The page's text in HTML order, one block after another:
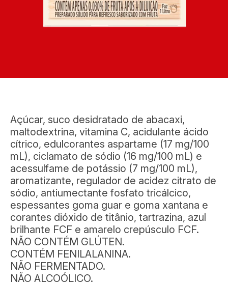
Açúcar, suco desidratado de abacaxi,
maltodextrina, vitamina C, acidulante ácido
cítrico, edulcorantes aspartame (17 mg/100
mL), ciclamato de sódio (16 mg/100 mL) e
acessulfame de potássio (7 mg/100 mL),
aromatizante, regulador de acidez citrato de
sódio, antiumectante fosfato tricálcico,
espessantes goma guar e goma xantana e
corantes dióxido de titânio, tartrazina, azul
brilhante FCF e amarelo crepúsculo FCF.
NÃO CONTÉM GLÚTEN.
CONTÉM FENILALANINA.
NÃO FERMENTADO.
NÃO ALCOÓLICO.